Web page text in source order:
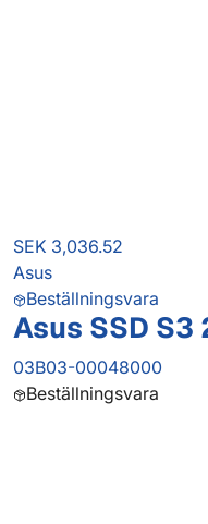
SEK 3,036.52
Asus
Beställningsvara
Asus SSD
03B03-00048000
Beställningsvara